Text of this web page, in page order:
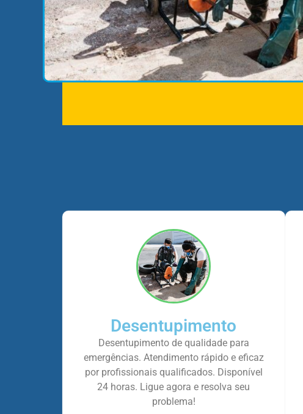
Desentupimento
Desentupimento de qualidade para
emergências. Atendimento rápido e eficaz
por profissionais qualificados. Disponível
24 horas. Ligue agora e resolva seu
problema!